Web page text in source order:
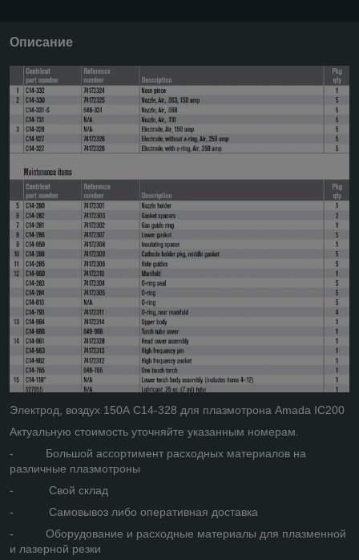
Описание
Электрод, воздух 150А C14-328 для плазмотрона Amada IC200
Актуальную стоимость уточняйте указанным номерам.
- Большой ассортимент расходных материалов на
различные плазмотроны
- Свой склад
- Самовывоз либо оперативная доставка
- Оборудование и расходные материалы для плазменной
и лазерной резки